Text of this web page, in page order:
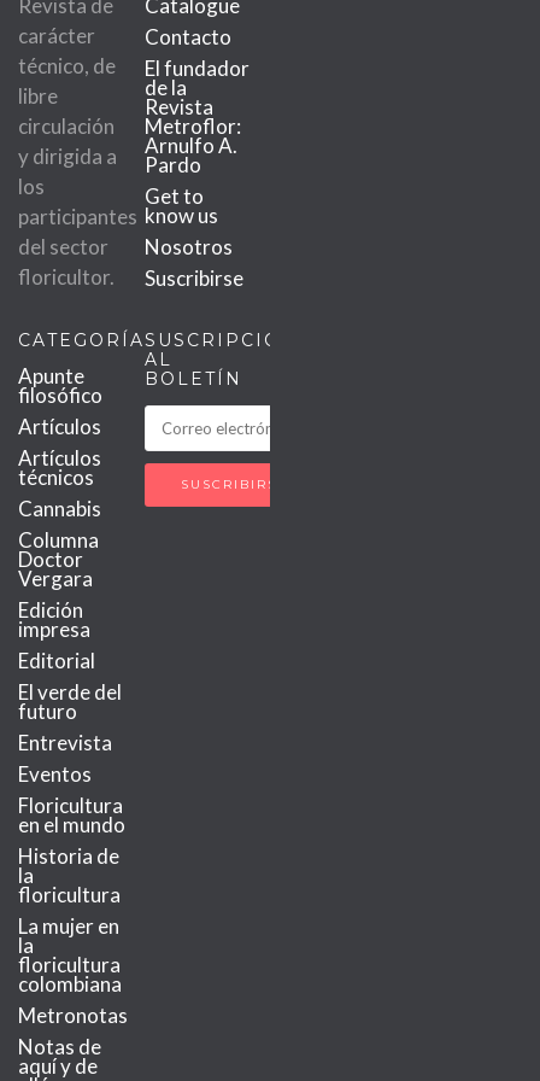
Revista de
carácter
técnico, de
libre
circulación
y dirigida a
los
participantes
del sector
floricultor.
Catalogue
Contacto
El fundador
de la
Revista
Metroflor:
Arnulfo A.
Pardo
Get to
know us
Nosotros
Suscribirse
CATEGORÍAS
Apunte
filosófico
Artículos
Artículos
técnicos
Cannabis
Columna
Doctor
Vergara
Edición
impresa
Editorial
El verde del
futuro
Entrevista
Eventos
Floricultura
en el mundo
Historia de
la
floricultura
La mujer en
la
floricultura
colombiana
Metronotas
Notas de
aquí y de
SUSCRIPCIÓN
AL
BOLETÍN